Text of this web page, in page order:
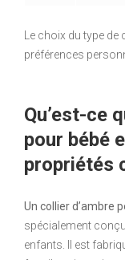
Le choix du type
préférences
Qu’est-ce
pour bébé
propriétés
Un collier d’ambre
spécialement
enfants. Il est